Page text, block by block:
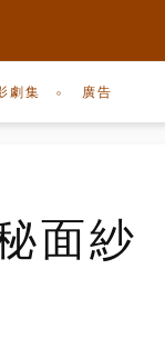
劇集 廣告
面紗